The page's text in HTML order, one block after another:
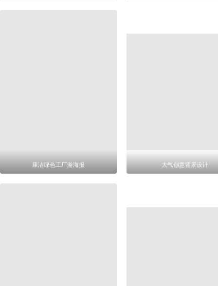
康洁绿色工厂游海报 大气创意背景设计